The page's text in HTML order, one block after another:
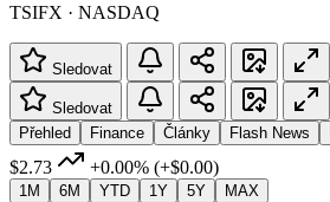
TSIFX · NASDAQ
Sledovat
Sledovat
Přehled
Finance Články Flash News
$2.73 +0.00% (+$0.00)
1M 6M YTD 1Y 5Y MAX